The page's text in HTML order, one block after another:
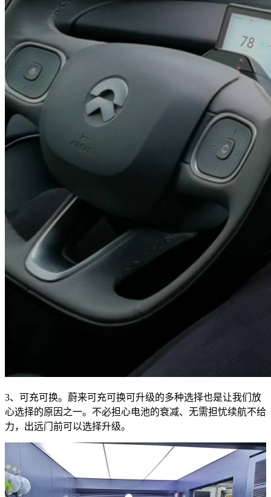
3、可充可换。蔚来可充可换可升级的多种选择也是让我们放
心选择的原因之一。不必担心电池的衰减、无需担忧续航不给
力，出远门前可以选择升级。